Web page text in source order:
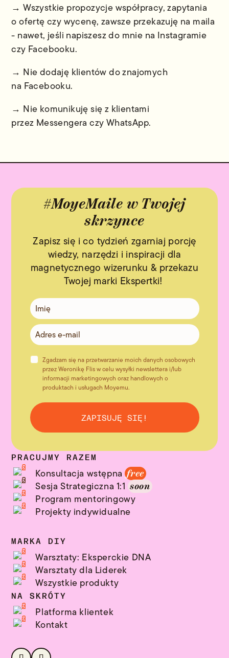
→ Wszystkie propozycje współpracy, zapytania
o ofertę czy wycenę, zawsze przekazuję na maila
- nawet, jeśli napiszesz do mnie na Instagramie
czy Facebooku.
→ Nie dodaję klientów do znajomych
na Facebooku.
→ Nie komunikuję się z klientami
przez Messengera czy WhatsApp.
#MoyeMaile w Twojej
skrzynce
Zapisz się i co tydzień zgarniaj porcję
wiedzy, narzędzi i inspiracji dla
magnetycznego wizerunku & przekazu
Twojej marki Ekspertki!
Zgadzam się na przetwarzanie moich danych osobowych
przez Weronikę Flis w celu wysyłki newslettera i/lub
informacji marketingowych oraz handlowych o
produktach i usługach Moyemu.
ZAPISUJĘ SIĘ!
PRACUJMY RAZEM
Konsultacja wstępnafree
Sesja Strategiczna 1:1soon
Program mentoringowy
Projekty indywidualne
MARKA DIY
Warsztaty: Eksperckie DNA
Warsztaty dla Liderek
Wszystkie produkty
NA SKRÓTY
Platforma klientek
Kontakt